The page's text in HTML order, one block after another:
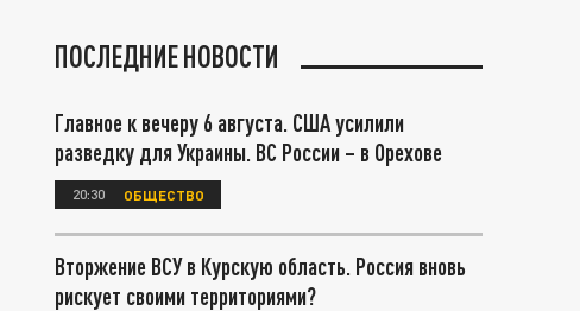
ПОСЛЕДНИЕ НОВОСТИ
Главное к вечеру 6 августа. США усилили
разведку для Украины. ВС России – в Орехове
20:30 ОБЩЕСТВО
Вторжение ВСУ в Курскую область. Россия вновь
рискует своими территориями?